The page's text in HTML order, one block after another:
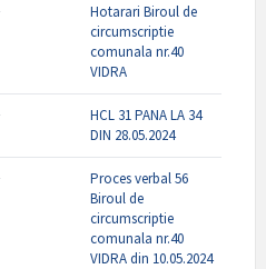
Hotarari Biroul de
circumscriptie
comunala nr.40
VIDRA
HCL 31 PANA LA 34
DIN 28.05.2024
Proces verbal 56
Biroul de
circumscriptie
comunala nr.40
VIDRA din 10.05.2024